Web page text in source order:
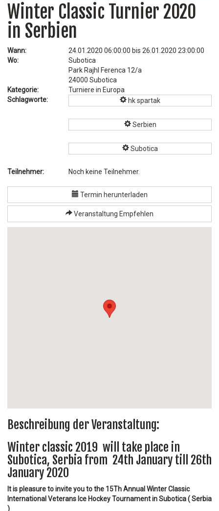
Winter Classic Turnier 2020
in Serbien
Wann:
24.01.2020 06:00:00 bis 26.01.2020 23:00:00
Wo:
Subotica
Park Rajhl Ferenca 12/a
24000 Subotica
Kategorie:
Turniere in Europa
Schlagworte:
hk spartak
Serbien
Subotica
Teilnehmer: Noch keine Teilnehmer.
Termin herunterladen
Veranstaltung Empfehlen
Beschreibung der Veranstaltung:
Winter classic 2019 will take place in
Subotica, Serbia from 24th January till 26th
January 2020
It is pleasure to invite you to the 15Th Annual Winter Classic
International Veterans Ice Hockey Tournament in Subotica ( Serbia
)